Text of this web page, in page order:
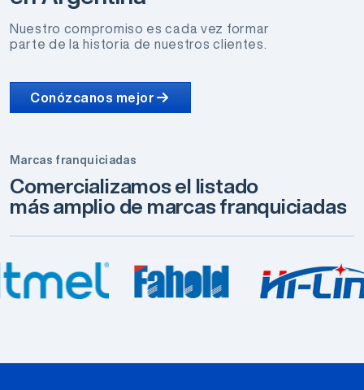
Nuestro compromiso es cada vez formar
parte de la historia de nuestros clientes.
Conózcanos mejor
Marcas franquiciadas
Comercializamos el listado
más amplio de marcas franquiciadas